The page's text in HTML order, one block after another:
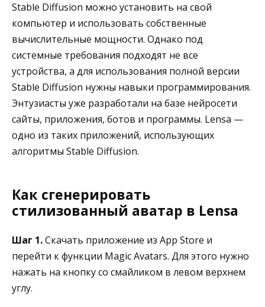
Stable Diffusion можно установить на свой
компьютер и использовать собственные
вычислительные мощности. Однако под
системные требования подходят не все
устройства, а для использования полной версии
Stable Diffusion нужны навыки программирования.
Энтузиасты уже разработали на базе нейросети
сайты, приложения, ботов и программы. Lensa —
одно из таких приложений, использующих
алгоритмы Stable Diffusion.
Как сгенерировать
стилизованный аватар в Lensa
Шаг 1.Скачать приложение из App Store и
перейти к функции Magic Avatars. Для этого нужно
нажать на кнопку со смайликом в левом верхнем
углу.